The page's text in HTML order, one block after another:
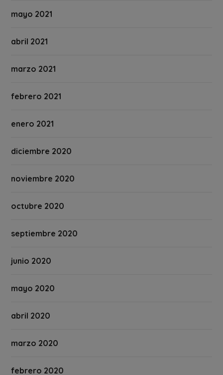
mayo 2021
abril 2021
marzo 2021
febrero 2021
enero 2021
diciembre 2020
noviembre 2020
octubre 2020
septiembre 2020
junio 2020
mayo 2020
abril 2020
marzo 2020
febrero 2020